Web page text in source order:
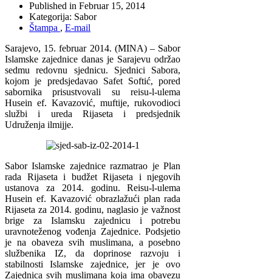
Published in Februar 15, 2014
Kategorija: Sabor
Štampa , E-mail
Sarajevo, 15. februar 2014. (MINA) – Sabor
Islamske zajednice danas je Sarajevu održao
sedmu redovnu sjednicu. Sjednici Sabora,
kojom je predsjedavao Safet Softić, pored
sabornika prisustvovali su reisu-l-ulema
Husein ef. Kavazović, muftije, rukovodioci
službi i ureda Rijaseta i predsjednik
Udruženja ilmijje.
Sabor Islamske zajednice razmatrao je Plan
rada Rijaseta i budžet Rijaseta i njegovih
ustanova za 2014. godinu. Reisu-l-ulema
Husein ef. Kavazović obrazlažući plan rada
Rijaseta za 2014. godinu, naglasio je važnost
brige za Islamsku zajednicu i potrebu
uravnoteženog vođenja Zajednice. Podsjetio
je na obaveza svih muslimana, a posebno
službenika IZ, da doprinose razvoju i
stabilnosti Islamske zajednice, jer je ovo
Zajednica svih muslimana koja ima obavezu